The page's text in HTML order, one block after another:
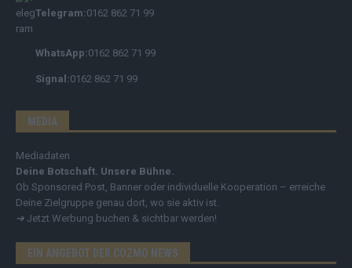
Telegram:0162 862 71 99
WhatsApp:0162 862 71 99
Signal:0162 862 71 99
MEDIA
Mediadaten
Deine Botschaft. Unsere Bühne.
Ob Sponsored Post, Banner oder individuelle Kooperation – erreiche
Deine Zielgruppe genau dort, wo sie aktiv ist.
➔ Jetzt Werbung buchen & sichtbar werden!
EIN ANGEBOT DER COZMO NEWS